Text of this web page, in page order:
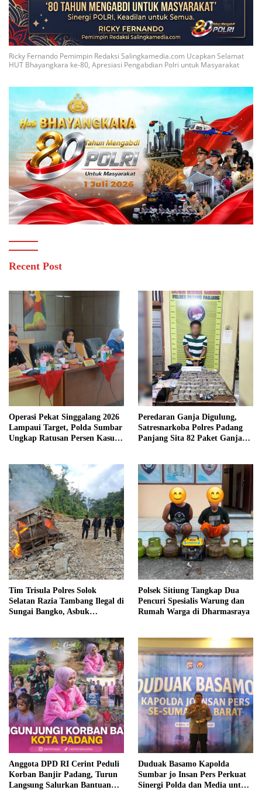
Ricky Fernando Pemimpin Redaksi Salingkamedia.com Ucapkan Selamat
HUT Bhayangkara ke-80, Apresiasi Pengabdian Polri untuk Masyarakat
Recent Post
Operasi Pekat Singgalang 2026
Lampaui Target, Polda Sumbar
Ungkap Ratusan Persen Kasus
Peredaran Ganja Digulung,
Satresnarkoba Polres Padang
Panjang Sita 82 Paket Ganja
Tim Trisula Polres Solok
Selatan Razia Tambang Ilegal di
Sungai Bangko, Asbuk
Polsek Sitiung Tangkap Dua
Pencuri Spesialis Warung dan
Rumah Warga di Dharmasraya
Anggota DPD RI Cerint Peduli
Korban Banjir Padang, Turun
Langsung Salurkan Bantuan
Duduak Basamo Kapolda
Sumbar jo Insan Pers Perkuat
Sinergi Polda dan Media untuk